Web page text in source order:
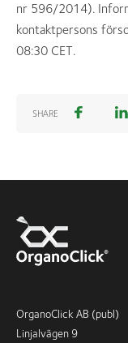
nr 596/2014).
kontaktpersons
08:30 CET.
SHARE
OrganoClick AB (publ)
Linjalvägen 9